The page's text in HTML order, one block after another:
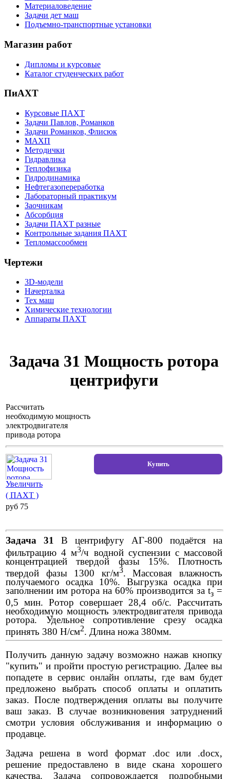
Материаловедение
Задачи дет маш
Подъемно-транспортные установки
Магазин работ
Дипломы и курсовые
Каталог студенческих работ
ПиАХТ
Курсовые ПАХТ
Задачи Павлов, Романков
Задачи Романков, Флисюк
МАХП
Методички
Гидравлика
Теплофизика
Гидродинамика
Нефтегазопереработка
Лабораторный практикум
Заочникам
Абсорбция
Задачи ПАХТ разные
Контрольные задания ПАХТ
Тепломассообмен
Чертежи
3D-модели
Начерталка
Тех маш
Химические технологии
Аппараты ПАХТ
Задача 31 Мощность ротора
центрифуги
Рассчитать
необходимую мощность
электродвигателя
привода ротора
Увеличить
( ПАХТ )
pуб 75
Задача 31 В центрифугу АГ-800 подаётся на
фильтрацию 4 м3/ч водной суспензии с массовой
концентрацией твердой фазы 15%. Плотность
твердой фазы 1300 кг/м3. Массовая влажность
получаемого осадка 10%. Выгрузка осадка при
заполнении им ротора на 60% производится за tз=
0,5 мин. Ротор совершает 28,4 об/с. Рассчитать
необходимую мощность электродвигателя привода
ротора. Удельное сопротивление срезу осадка
принять 380 Н/см2. Длина ножа 380мм.
Получить данную задачу возможно нажав кнопку
"купить" и пройти простую регистрацию. Далее вы
попадете в сервис онлайн оплаты, где вам будет
предложено выбрать способ оплаты и оплатить
заказ. После подтверждения оплаты вы получите
ваш заказ. В случае возникновения затруднений
смотри условия обслуживания и информацию о
продавце.
Задача решена в word формат .doc или .docx,
решение предоставлено в виде скана хорошего
качества. Задача сопровождается подробными